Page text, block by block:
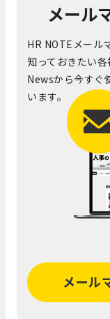
メール
HR NOTEメール
知っておきたい
Newsから今すぐ
います。
メール